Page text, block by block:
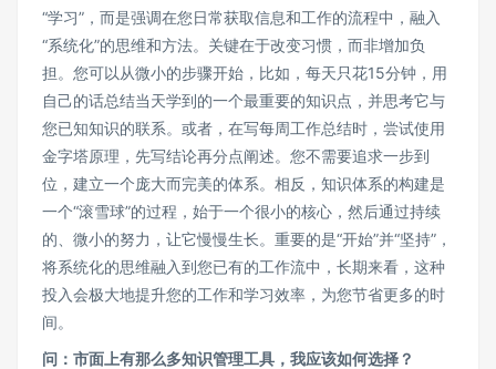
“学习”，而是强调在您日常获取信息和工作的流程中，融入
“系统化”的思维和方法。关键在于改变习惯，而非增加负
担。您可以从微小的步骤开始，比如，每天只花15分钟，用
自己的话总结当天学到的一个最重要的知识点，并思考它与
您已知知识的联系。或者，在写每周工作总结时，尝试使用
金字塔原理，先写结论再分点阐述。您不需要追求一步到
位，建立一个庞大而完美的体系。相反，知识体系的构建是
一个“滚雪球”的过程，始于一个很小的核心，然后通过持续
的、微小的努力，让它慢慢生长。重要的是“开始”并“坚持”，
将系统化的思维融入到您已有的工作流中，长期来看，这种
投入会极大地提升您的工作和学习效率，为您节省更多的时
间。
问：市面上有那么多知识管理工具，我应该如何选择？